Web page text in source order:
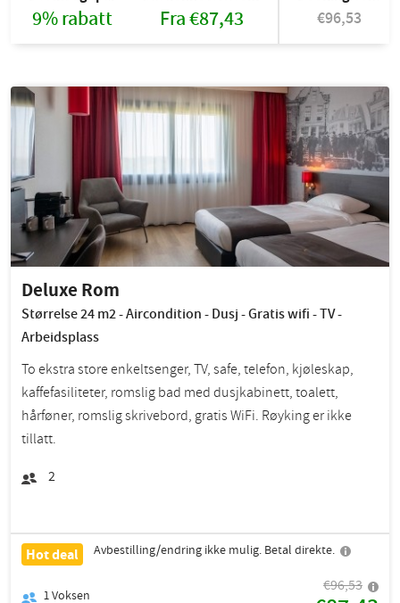
9% rabatt Fra €87,43 €96,53
Deluxe Rom
Størrelse 24 m2 - Aircondition - Dusj - Gratis wifi - TV -
Arbeidsplass
To ekstra store enkeltsenger, TV, safe, telefon, kjøleskap,
kaffefasiliteter, romslig bad med dusjkabinett, toalett,
hårføner, romslig skrivebord, gratis WiFi. Røyking er ikke
tillatt.
2
Hot deal Avbestilling/endring ikke mulig. Betal direkte.
1Voksen
€96,53